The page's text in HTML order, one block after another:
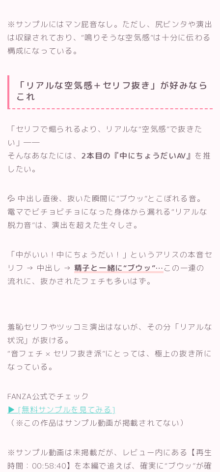
※サンプルにはマン屁音なし。ただし、尻ビンタや演出
は収録されており、“鳴りそうな空気感”は十分に伝わる
構成になっている。
「リアルな空気感＋セリフ抜き」が好みなら
これ
「セリフで煽られるより、リアルな“空気感”で抜きた
い」──
そんなあなたには、 2本目の『中にちょうだいAV』 を推
したい。
💦 中出し直後、抜いた瞬間に“ブウッ”とこぼれる音。
電マでビチョビチョになった身体から漏れる“リアルな
脱力音”は、演出を超えた生々しさ。
「中がいい！中にちょうだい！」というアリスの本音セ
リフ → 中出し → 精子と一緒に“ブウッ”…この一連の
流れに、抜かされたフェチも多いはず。
羞恥セリフやツッコミ演出はないが、その分「リアルな
状況」が抜ける。
“音フェチ × セリフ抜き派”にとっては、極上の抜き所に
なっている。
FANZA公式でチェック
▶︎ [無料サンプルを見てみる]
（※この作品はサンプル動画が掲載されてない）
※サンプル動画は未掲載だが、レビュー内にある【再生
時間：00:58:40】を本編で追えば、確実に“ブウッ”が確